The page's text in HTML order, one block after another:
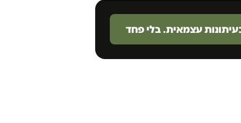
עצמאית. בלי פחד